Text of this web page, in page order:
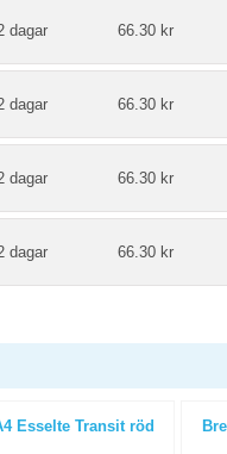
dagar 66.30 kr
dagar 66.30 kr
dagar 66.30 kr
dagar 66.30 kr
Esselte Transit röd